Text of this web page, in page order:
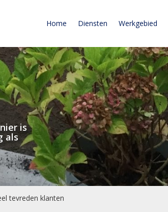
Home Diensten Werkgebied
is
als
tevreden klanten